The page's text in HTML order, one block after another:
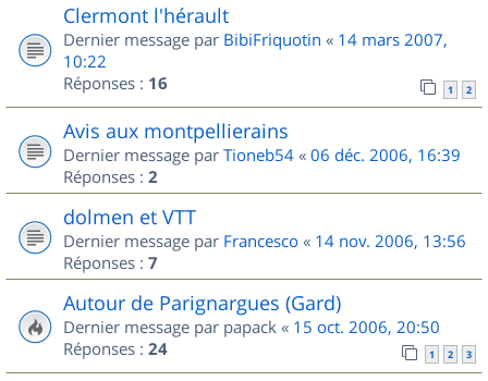
Clermont l'hérault
Dernier message par BibiFriquotin « 14 mars 2007,
10:22
Réponses : 16 1 2
Avis aux montpellierains
Dernier message par Tioneb54 « 06 déc. 2006, 16:39
Réponses : 2
dolmen et VTT
Dernier message par Francesco « 14 nov. 2006, 13:56
Réponses : 7
Autour de Parignargues (Gard)
Dernier message par papack « 15 oct. 2006, 20:50
Réponses : 24 1 2 3